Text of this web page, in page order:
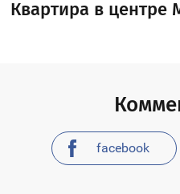
Квартира в центре
facebook